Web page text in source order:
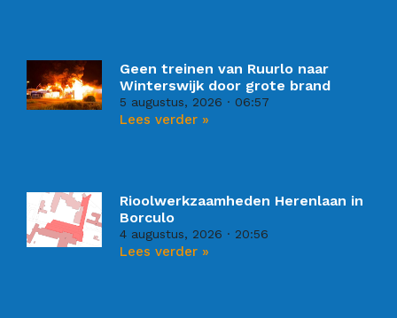
Geen treinen van Ruurlo naar
Winterswijk door grote brand
5 augustus, 2026 06:57
Lees verder »
Rioolwerkzaamheden Herenlaan in
Borculo
4 augustus, 2026 20:56
Lees verder »